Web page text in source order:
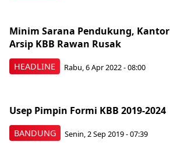
HEADLINE
Minim Sarana Pendukung, Kantor
Arsip KBB Rawan Rusak
Rabu, 6 Apr 2022 - 08:00
BANDUNG
Usep Pimpin Formi KBB 2019-2024
Senin, 2 Sep 2019 - 07:39